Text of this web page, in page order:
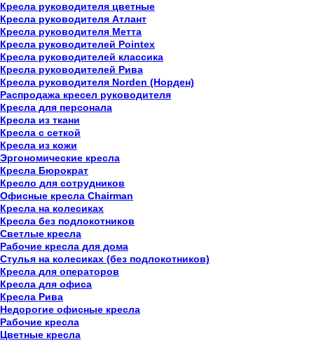
Кресла руководителя цветные
Кресла руководителя Атлант
Кресла рyководителя Метта
Кресла руководителей Pointex
Кресла руководителей классика
Кресла руководителей Рива
Кресла руководителя Norden (Норден)
Распродажа кресел руководителя
Кресла для персонала
Кресла из ткани
Кресла с сеткой
Кресла из кожи
Эргономические кресла
Кресла Бюрократ
Кресло для сотрудников
Офисные кресла Chairman
Кресла на колесиках
Кресла без подлокотников
Светлые кресла
Рабочие кресла для дома
Стулья на колесиках (без подлокотников)
Кресла для операторов
Кресла для офиса
Кресла Рива
Недорогие офисные кресла
Рабочие кресла
Цветные кресла